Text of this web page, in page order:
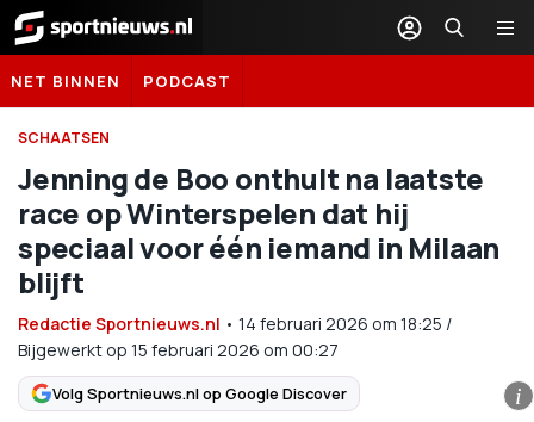
Sportnieuws.nl
NET BINNEN PODCAST
SCHAATSEN
Jenning de Boo onthult na laatste
race op Winterspelen dat hij
speciaal voor één iemand in Milaan
blijft
Redactie Sportnieuws.nl • 14 februari 2026 om 18:25 /
Bijgewerkt op 15 februari 2026 om 00:27
Volg Sportnieuws.nl op Google Discover i